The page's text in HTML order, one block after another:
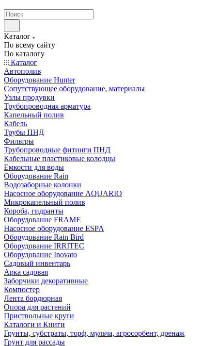
Каталог
По всему сайту
По каталогу
Каталог
Автополив
Оборудование Hunter
Сопутствующее оборудование, материалы
Узлы продувки
Трубопроводная арматура
Капельный полив
Кабель
Трубы ПНД
Фильтры
Трубопроводные фитинги ПНД
Кабельные пластиковые колодцы
Емкости для воды
Оборудование Rain
Водозаборные колонки
Насосное оборудование AQUARIO
Микрокапельный полив
Короба, гидранты
Оборудование FRAME
Насосное оборудование ESPA
Оборудование Rain Bird
Оборудование IRRITEC
Оборудование Inovato
Садовый инвентарь
Арка садовая
Заборчики декоративные
Компостер
Лента бордюрная
Опора для растений
Приствольные круги
Каталоги и Книги
Грунты, субстраты, торф, мульча, агросорбент, дренаж
Грунт для рассады